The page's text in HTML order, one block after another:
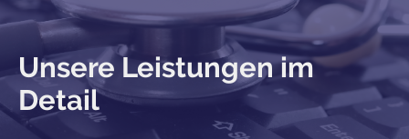
Unsere Leistungen im
Detail